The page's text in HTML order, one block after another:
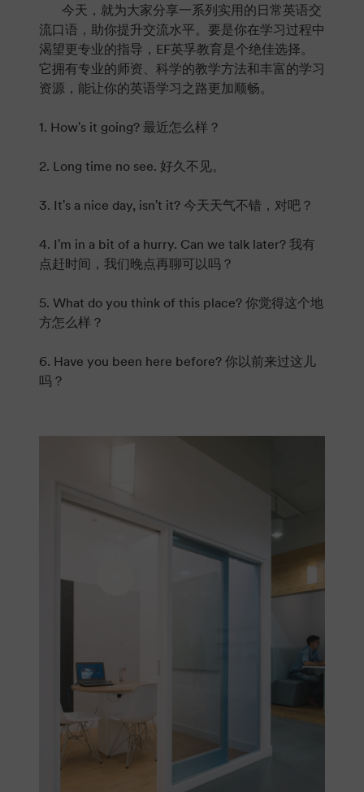
今天，就为大家分享一系列实用的日常英语交
流口语，助你提升交流水平。要是你在学习过程中
渴望更专业的指导，EF英孚教育是个绝佳选择。
它拥有专业的师资、科学的教学方法和丰富的学习
资源，能让你的英语学习之路更加顺畅。
1. How's it going? 最近怎么样？
2. Long time no see. 好久不见。
3. It's a nice day, isn't it? 今天天气不错，对吧？
4. I'm in a bit of a hurry. Can we talk later? 我有
点赶时间，我们晚点再聊可以吗？
5. What do you think of this place? 你觉得这个地
方怎么样？
6. Have you been here before? 你以前来过这儿
吗？